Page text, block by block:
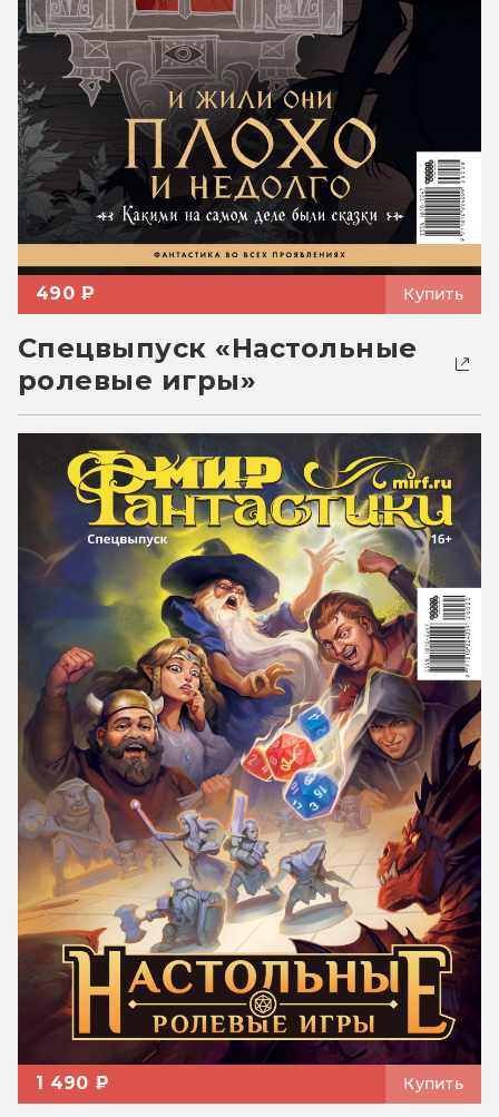
490 ₽ Купить
Спецвыпуск «Настольные
ролевые игры»
1 490 ₽ Купить